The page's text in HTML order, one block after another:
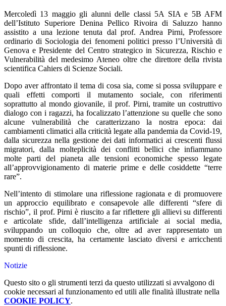
Mercoledì 13 maggio gli alunni delle classi 5A SIA e 5B AFM
dell’Istituto Superiore Denina Pellico Rivoira di Saluzzo hanno
assistito a una lezione tenuta dal prof. Andrea Pirni, Professore
ordinario di Sociologia dei fenomeni politici presso l’Università di
Genova e Presidente del Centro strategico in Sicurezza, Rischio e
Vulnerabilità del medesimo Ateneo oltre che direttore della rivista
scientifica Cahiers di Scienze Sociali.
Dopo aver affrontato il tema di cosa sia, come si possa sviluppare e
quali effetti comporti il mutamento sociale, con riferimenti
soprattutto al mondo giovanile, il prof. Pirni, tramite un costruttivo
dialogo con i ragazzi, ha focalizzato l’attenzione su quelle che sono
alcune vulnerabilità che caratterizzano la nostra epoca: dai
cambiamenti climatici alla criticità legate alla pandemia da Covid-19,
dalla sicurezza nella gestione dei dati informatici ai crescenti flussi
migratori, dalla molteplicità dei conflitti bellici che infiammano
molte parti del pianeta alle tensioni economiche spesso legate
all’approvvigionamento di materie prime e delle cosiddette “terre
rare”.
Nell’intento di stimolare una riflessione ragionata e di promuovere
un approccio equilibrato e consapevole alle differenti “sfere di
rischio”, il prof. Pirni è riuscito a far riflettere gli allievi su differenti
e articolate sfide, dall’intelligenza artificiale ai social media,
sviluppando un colloquio che, oltre ad aver rappresentato un
momento di crescita, ha certamente lasciato diversi e arricchenti
spunti di riflessione.
Notizie
Questo sito o gli strumenti terzi da questo utilizzati si avvalgono di
cookie necessari al funzionamento ed utili alle finalità illustrate nella
COOKIE POLICY.